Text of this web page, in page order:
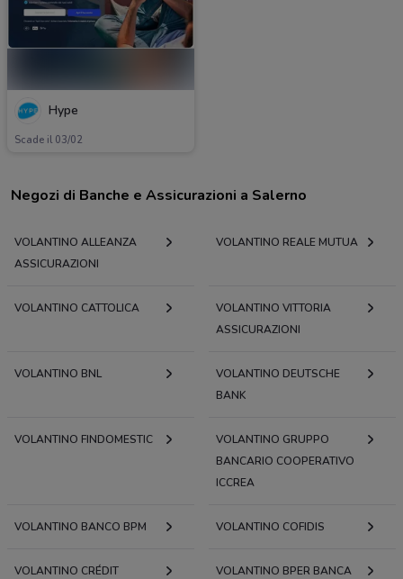
Hype
Scade il 03/02
Negozi di Banche e Assicurazioni a Salerno
VOLANTINO ALLEANZA
ASSICURAZIONI
VOLANTINO REALE MUTUA
VOLANTINO CATTOLICA
VOLANTINO VITTORIA
ASSICURAZIONI
VOLANTINO BNL
VOLANTINO DEUTSCHE
BANK
VOLANTINO FINDOMESTIC
VOLANTINO GRUPPO
BANCARIO COOPERATIVO
ICCREA
VOLANTINO BANCO BPM VOLANTINO COFIDIS
VOLANTINO CRÉDIT
VOLANTINO BPER BANCA